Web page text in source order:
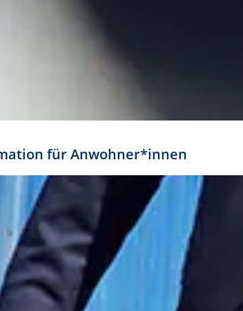
für Anwohner*innen